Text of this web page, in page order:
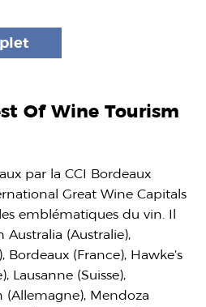
Of Wine Tourism
par la CCI Bordeaux
Great Wine Capitals
emblématiques du vin. Il
Australia (Australie),
Bordeaux (France), Hawke’s
Lausanne (Suisse),
(Allemagne), Mendoza